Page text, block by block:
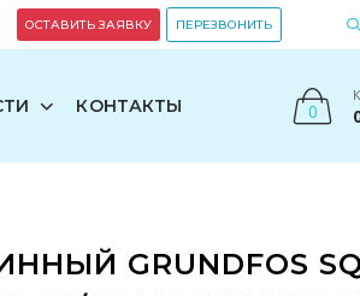
ОСТАВИТЬ ЗАЯВКУ ПЕРЕЗВОНИТЬ
КОНТАКТЫ 0
GRUNDFOS SQ